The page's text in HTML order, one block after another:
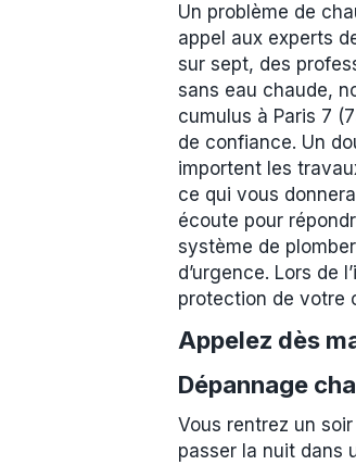
Un problème de
appel aux experts
sur sept, des
sans eau chaude,
cumulus à Paris 7
de confiance. Un
importent les
ce qui vous
écoute pour
système de
d’urgence. Lors de
protection de votre
Appelez dès
Dépannage
Vous rentrez un
passer la nuit dans